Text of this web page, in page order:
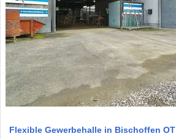
Flexible Gewerbehalle in Bischoffen OT